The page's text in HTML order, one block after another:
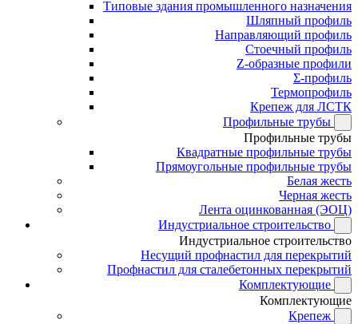
Типовые здания промышленного назначения
Шляпный профиль
Направляющий профиль
Стоечный профиль
Z-образные профили
Σ-профиль
Термопрофиль
Крепеж для ЛСТК
Профильные трубы
Профильные трубы
Квадратные профильные трубы
Прямоугольные профильные трубы
Белая жесть
Черная жесть
Лента оцинкованная (ЭОЦ)
Индустриальное строительство
Индустриальное строительство
Несущий профнастил для перекрытий
Профнастил для сталебетонных перекрытий
Комплектующие
Комплектующие
Крепеж